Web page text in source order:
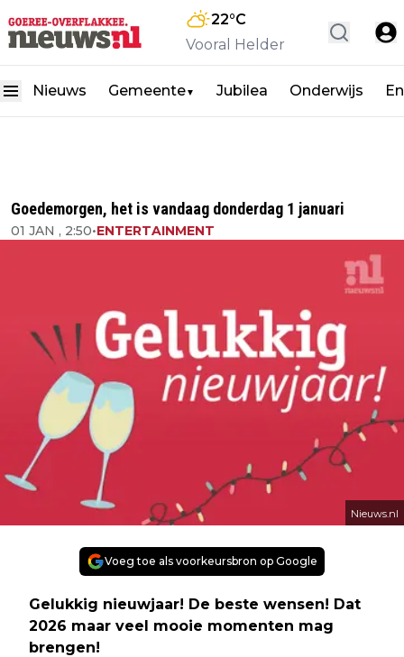
22°C
Vooral Helder
Nieuws Gemeente▼ Jubilea Onderwijs
Goedemorgen, het is vandaag donderdag 1 januari
01 JAN , 2:50•ENTERTAINMENT
Nieuws.nl
Voeg toe als voorkeursbron op Google
Gelukkig nieuwjaar! De beste wensen! Dat
2026 maar veel mooie momenten mag
brengen!